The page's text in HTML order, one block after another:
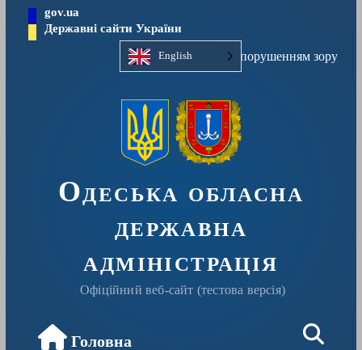
вмісту
gov.ua
Державні сайти України
EnglishЛюдям із порушенням зору
Одеська обласна
державна
адміністрація
Офіційний веб-сайт (тестова версія)